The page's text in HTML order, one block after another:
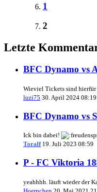
1
2
Letzte
BFC Dynamo vs
Wieviel Tickets sind
luzi75 30. April 2024 08:19
BFC Dynamo vs
Ick bin dabei!
Toralf 19. Juli 2023 08:59
P - FC Viktoria
yeahhhh. läuft wieder der